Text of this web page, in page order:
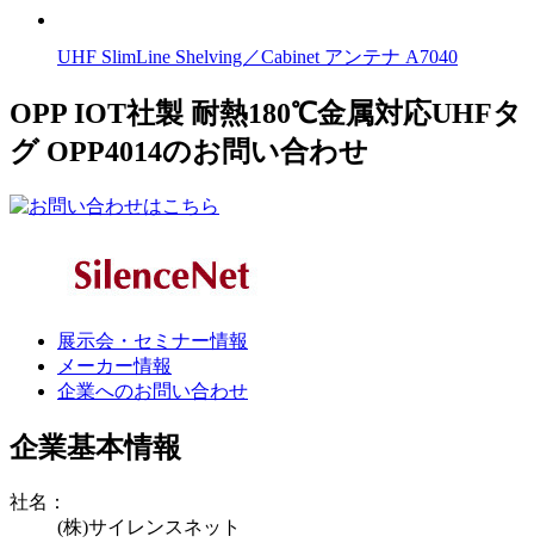
UHF SlimLine Shelving／Cabinet アンテナ A7040
OPP IOT社製 耐熱180℃金属対応UHFタ
グ OPP4014のお問い合わせ
展示会・セミナー情報
メーカー情報
企業へのお問い合わせ
企業基本情報
社名：
(株)サイレンスネット